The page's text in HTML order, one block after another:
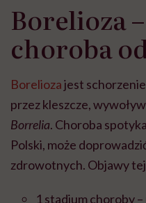
Borelioza
choroba
Boreliozajest
przez kleszcze,
Borrelia. Choroba
Polski, może
zdrowotnych. Objawy
1 stadium choroby